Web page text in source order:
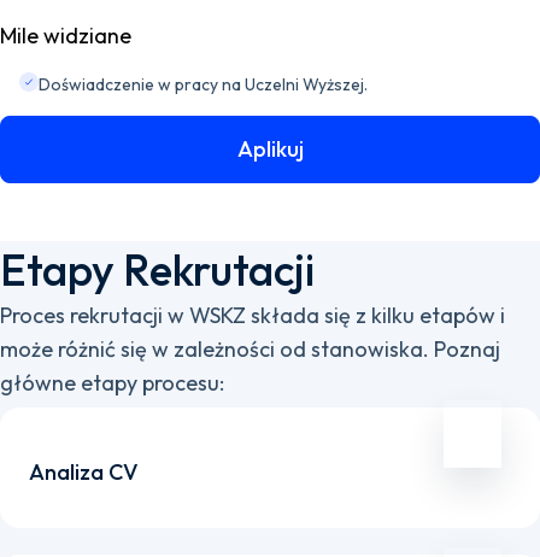
Mile widziane
Doświadczenie w pracy na Uczelni Wyższej.
Aplikuj
Etapy Rekrutacji
Proces rekrutacji w WSKZ składa się z kilku etapów i
może różnić się w zależności od stanowiska. Poznaj
główne etapy procesu:
Analiza CV